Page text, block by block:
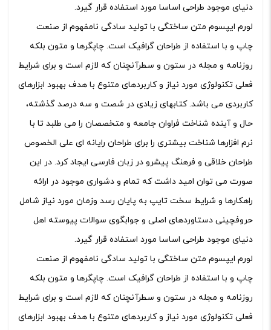
دنیای موجود طراحی اساسا مورد استفاده قرار گیرد.
لورم ایپسوم متن ساختگی با تولید سادگی نامفهوم از صنعت
چاپ و با استفاده از طراحان گرافیک است. چاپگرها و متون بلکه
روزنامه و مجله در ستون و سطرآنچنان که لازم است و برای شرایط
فعلی تکنولوژی مورد نیاز و کاربردهای متنوع با هدف بهبود ابزارهای
کاربردی می باشد. کتابهای زیادی در شصت و سه درصد گذشته،
حال و آینده شناخت فراوان جامعه و متخصصان را می طلبد تا با
نرم افزارها شناخت بیشتری را برای طراحان رایانه ای علی الخصوص
طراحان خلاقی و فرهنگ پیشرو در زبان فارسی ایجاد کرد. در این
صورت می توان امید داشت که تمام و دشواری موجود در ارائه
راهکارها و شرایط سخت تایپ به پایان رسد وزمان مورد نیاز شامل
حروفچینی دستاوردهای اصلی و جوابگوی سوالات پیوسته اهل
دنیای موجود طراحی اساسا مورد استفاده قرار گیرد.
لورم ایپسوم متن ساختگی با تولید سادگی نامفهوم از صنعت
چاپ و با استفاده از طراحان گرافیک است. چاپگرها و متون بلکه
روزنامه و مجله در ستون و سطرآنچنان که لازم است و برای شرایط
فعلی تکنولوژی مورد نیاز و کاربردهای متنوع با هدف بهبود ابزارهای